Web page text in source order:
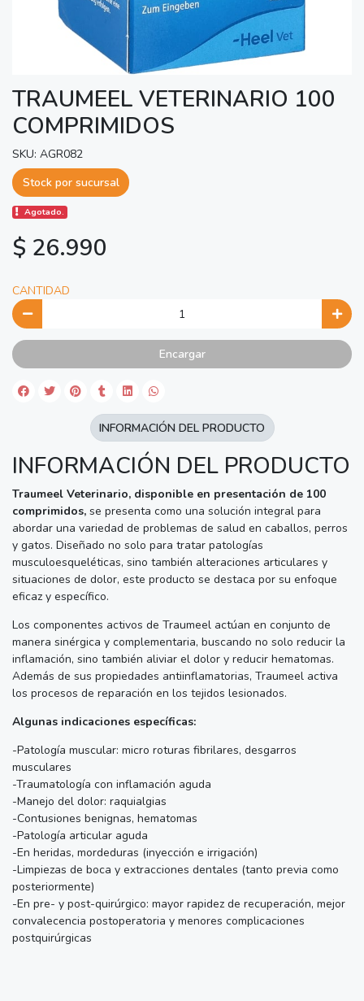
TRAUMEEL VETERINARIO 100
COMPRIMIDOS
SKU: AGR082
Stock por sucursal
Agotado.
$ 26.990
CANTIDAD
Encargar
INFORMACIÓN DEL PRODUCTO
Traumeel Veterinario, disponible en presentación de 100
comprimidos, se presenta como una solución integral para
abordar una variedad de problemas de salud en caballos, perros
y gatos. Diseñado no solo para tratar patologías
musculoesqueléticas, sino también alteraciones articulares y
situaciones de dolor, este producto se destaca por su enfoque
eficaz y específico.
Los componentes activos de Traumeel actúan en conjunto de
manera sinérgica y complementaria, buscando no solo reducir la
inflamación, sino también aliviar el dolor y reducir hematomas.
Además de sus propiedades antiinflamatorias, Traumeel activa
los procesos de reparación en los tejidos lesionados.
Algunas indicaciones específicas:
-Patología muscular: micro roturas fibrilares, desgarros
musculares
-Traumatología con inflamación aguda
-Manejo del dolor: raquialgias
-Contusiones benignas, hematomas
-Patología articular aguda
-En heridas, mordeduras (inyección e irrigación)
-Limpiezas de boca y extracciones dentales (tanto previa como
posteriormente)
-En pre- y post-quirúrgico: mayor rapidez de recuperación, mejor
convalecencia postoperatoria y menores complicaciones
postquirúrgicas
INFORMACIÓN DEL PRODUCTO